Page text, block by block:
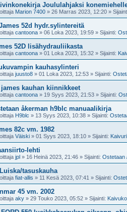
Joululahjaksi
Marion 7400 » 26 Marras 2023, 12:20 »
52d hydr.sylintereitä
cantoona » 06 Loka 2023, 19:59 » Sijainti:
52D lisähydrauliikasta
cantoona » 01 Loka 2023, 15:32 » Sijainti:
kauhasylinteri
juusto8 » 01 Loka 2023, 12:53 » Sijainti:
james kauhan kiinnikkeet
cantoona » 19 Syys 2023, 21:53 » Sijainti:
åkerman h9blc manuaalikirja
H9blc » 13 Syys 2023, 10:38 » Sijainti:
82c vm. 1982
Väiski » 01 Syys 2023, 18:10 » Sijainti:
lehti
jpl » 16 Heinä 2023, 21:46 » Sijainti: Ostetaan
tasuskauha
fiat-allis » 11 Kesä 2023, 07:41 » Sijainti:
45 vm. 2002
aky » 29 Touko 2023, 05:52 » Sijainti: